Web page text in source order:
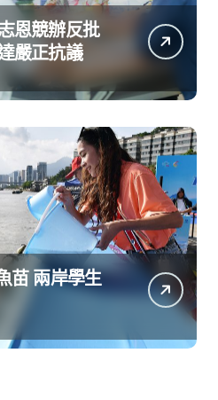
恩競辦反批
嚴正抗議
苗 兩岸學生